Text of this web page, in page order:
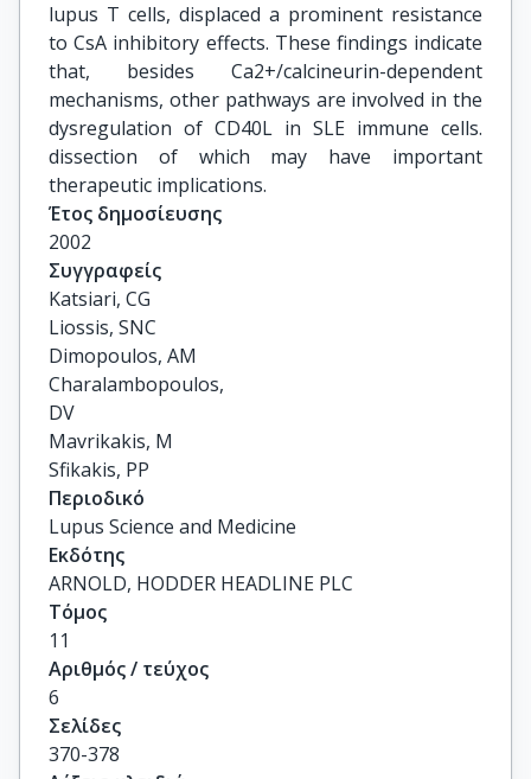
lupus T cells, displaced a prominent resistance
to CsA inhibitory effects. These findings indicate
that, besides Ca2+/calcineurin-dependent
mechanisms, other pathways are involved in the
dysregulation of CD40L in SLE immune cells.
dissection of which may have important
therapeutic implications.
Έτος δημοσίευσης
2002
Συγγραφείς
Katsiari, CG
Liossis, SNC
Dimopoulos, AM
Charalambopoulos,
DV
Mavrikakis, M
Sfikakis, PP
Περιοδικό
Lupus Science and Medicine
Εκδότης
ARNOLD, HODDER HEADLINE PLC
Τόμος
11
Αριθμός / τεύχος
6
Σελίδες
370-378